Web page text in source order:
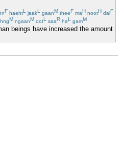
F haehtL jaakL gaanM theeF maH nootH daiF
M ngaanM ootL saaR haL gamM
beings have increased the amount